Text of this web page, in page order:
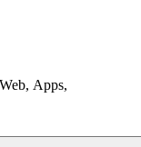
Web, Apps,